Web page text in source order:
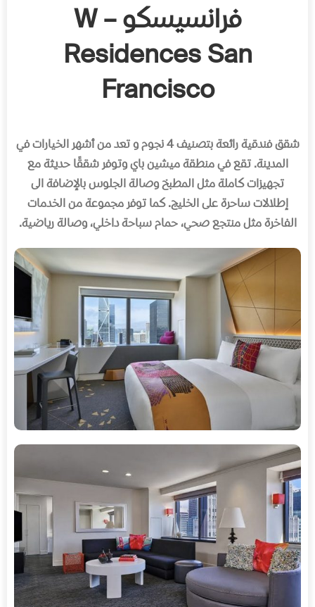
فرانسيسكو – W
Residences San
Francisco
شقق فندقية رائعة بتصنيف4 نجوم و تعد من أشهر الخيارات في
المدينة.تقع في منطقة ميشين باي وتوفر شققًا حديثة مع
تجهيزات كاملة مثل المطبخ وصالة الجلوس بالإضافة الى
إطلالات ساحرة على الخليج.كما توفر مجموعة من الخدمات
الفاخرة مثل منتجع صحي، حمام سباحة داخلي، وصالة رياضية.